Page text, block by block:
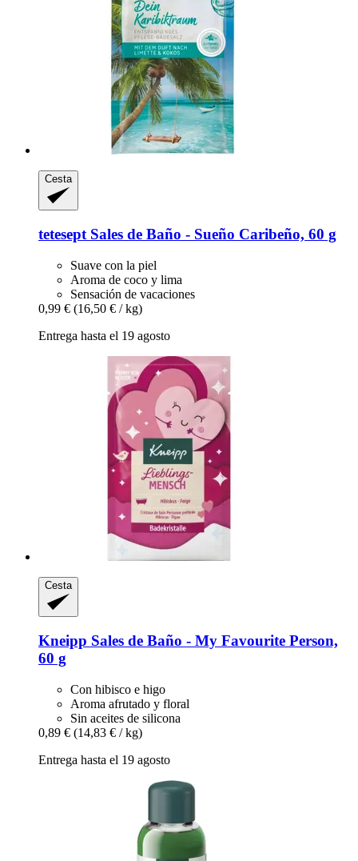
Cesta
tetesept Sales de Baño -​ Sueño Caribeño, 60 g
Suave con la piel
Aroma de coco y lima
Sensación de vacaciones
0,99 € (16,50 € / kg)
Entrega hasta el 19 agosto
Cesta
Kneipp Sales de Baño -​ My Favourite Person,
60 g
Con hibisco e higo
Aroma afrutado y floral
Sin aceites de silicona
0,89 € (14,83 € / kg)
Entrega hasta el 19 agosto